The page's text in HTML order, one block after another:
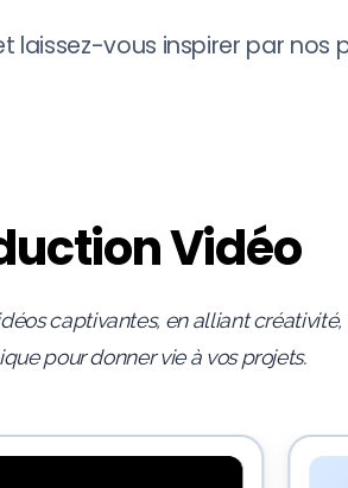
laissez-vous inspirer par nos
Vidéo
captivantes, en alliant
pour donner vie à vos projets.